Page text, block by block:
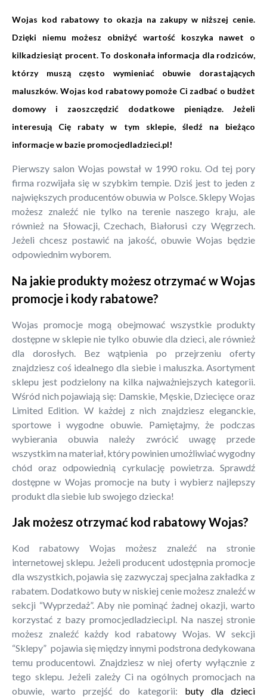
Wojas kod rabatowy to okazja na zakupy w niższej cenie.
Dzięki niemu możesz obniżyć wartość koszyka nawet o
kilkadziesiąt procent. To doskonała informacja dla rodziców,
którzy muszą często wymieniać obuwie dorastających
maluszków. Wojas kod rabatowy pomoże Ci zadbać o budżet
domowy i zaoszczędzić dodatkowe pieniądze. Jeżeli
interesują Cię rabaty w tym sklepie, śledź na bieżąco
informacje w bazie promocjedladzieci.pl!
Pierwszy salon Wojas powstał w 1990 roku. Od tej pory
firma rozwijała się w szybkim tempie. Dziś jest to jeden z
największych producentów obuwia w Polsce. Sklepy Wojas
możesz znaleźć nie tylko na terenie naszego kraju, ale
również na Słowacji, Czechach, Białorusi czy Węgrzech.
Jeżeli chcesz postawić na jakość, obuwie Wojas będzie
odpowiednim wyborem.
Na jakie produkty możesz otrzymać w Wojas
promocje i kody rabatowe?
Wojas promocje mogą obejmować wszystkie produkty
dostępne w sklepie nie tylko obuwie dla dzieci, ale również
dla dorosłych. Bez wątpienia po przejrzeniu oferty
znajdziesz coś idealnego dla siebie i maluszka. Asortyment
sklepu jest podzielony na kilka najważniejszych kategorii.
Wśród nich pojawiają się: Damskie, Męskie, Dziecięce oraz
Limited Edition. W każdej z nich znajdziesz eleganckie,
sportowe i wygodne obuwie. Pamiętajmy, że podczas
wybierania obuwia należy zwrócić uwagę przede
wszystkim na materiał, który powinien umożliwiać wygodny
chód oraz odpowiednią cyrkulację powietrza. Sprawdź
dostępne w Wojas promocje na buty i wybierz najlepszy
produkt dla siebie lub swojego dziecka!
Jak możesz otrzymać kod rabatowy Wojas?
Kod rabatowy Wojas możesz znaleźć na stronie
internetowej sklepu. Jeżeli producent udostępnia promocje
dla wszystkich, pojawia się zazwyczaj specjalna zakładka z
rabatem. Dodatkowo buty w niskiej cenie możesz znaleźć w
sekcji “Wyprzedaż”. Aby nie pominąć żadnej okazji, warto
korzystać z bazy promocjedladzieci.pl. Na naszej stronie
możesz znaleźć każdy kod rabatowy Wojas. W sekcji
“Sklepy” pojawia się między innymi podstrona dedykowana
temu producentowi. Znajdziesz w niej oferty wyłącznie z
tego sklepu. Jeżeli zależy Ci na ogólnych promocjach na
obuwie, warto przejść do kategorii: buty dla dzieci